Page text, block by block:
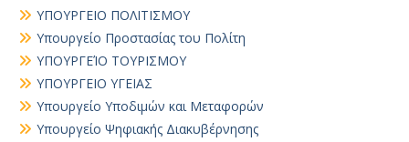
ΥΠΟΥΡΓΕΙΟ ΠΟΛΙΤΙΣΜΟΥ
Υπουργείο Προστασίας του Πολίτη
ΥΠΟΥΡΓΕΊΟ ΤΟΥΡΙΣΜΟΥ
ΥΠΟΥΡΓΕΙΟ ΥΓΕΙΑΣ
Υπουργείο Υποδιμών και Μεταφορών
Υπουργείο Ψηφιακής Διακυβέρνησης